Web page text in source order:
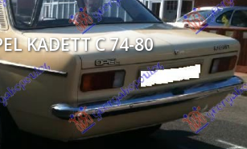
KADETT C 74-80